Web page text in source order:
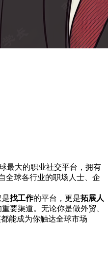
最大的职业社交平台，拥有
全球各行业的职场人士、企
是找工作的平台，更是拓展人
重要渠道。无论你是做外贸、
能成为你触达全球市场